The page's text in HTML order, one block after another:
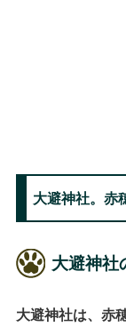
大避神社。赤
大避神社
大避神社は、赤